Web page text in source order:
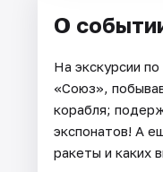
О
На экскурсии
«Союз»,
корабля;
экспонатов! А
ракеты и каких